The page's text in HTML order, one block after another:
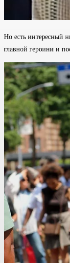
Но есть интересный
главной героини и